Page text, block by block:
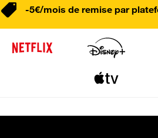
-5€/mois de remise par